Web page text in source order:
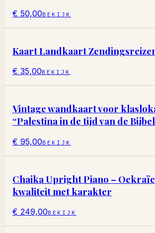
€ 50,00BEKIJK
Kaart Landkaart
€ 35,00BEKIJK
Vintage wandkaart voor
“Palestina in de tijd van de
€ 95,00BEKIJK
Chaika Upright Piano –
kwaliteit met karakter
€ 249,00BEKIJK